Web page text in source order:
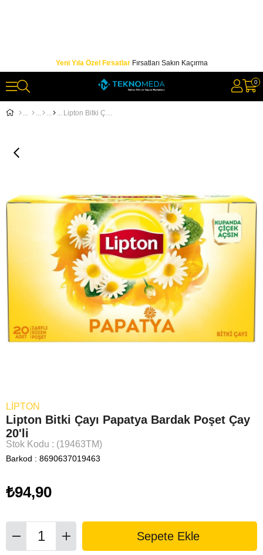
Yeni Yıla Özel FırsatlarFırsatları Sakın Kaçırma
0
Lipton Bitki Çayı Papatya Bardak Poşet Çay 20'li
LİPTON
Lipton Bitki Çayı Papatya Bardak Poşet Çay
20'li
Stok Kodu (19463TM)
Barkod : 8690637019463
₺94,90